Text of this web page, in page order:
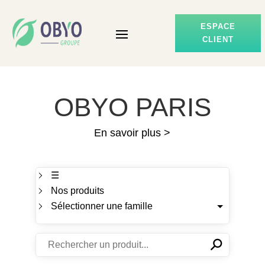
ESPACE
CLIENT
OBYO PARIS
En savoir plus >
☰
Nos produits
Sélectionner une famille
✕⚲